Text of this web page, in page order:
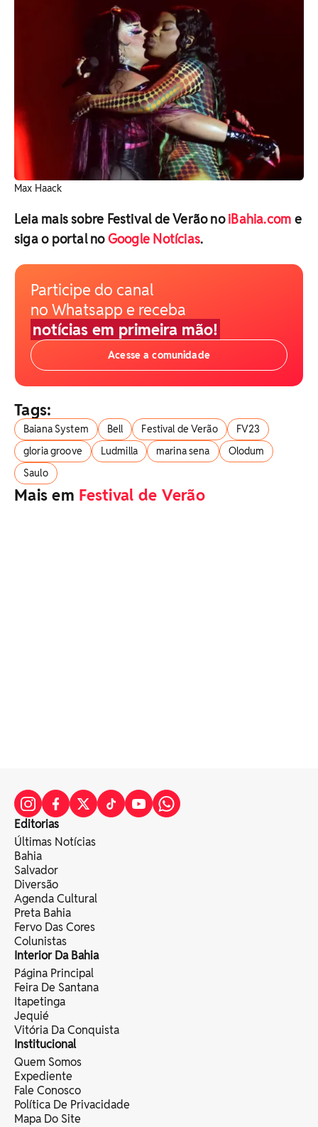
Max Haack
Leia mais sobre Festival de Verão noiBahia.com e
siga o portal noGoogle Notícias.
Participe do canal
no Whatsapp e receba
notícias em primeira mão!
Acesse a comunidade
Tags:
Baiana System Bell Festival de Verão
FV23
gloria groove
Ludmilla marina sena
Olodum
Saulo
Mais em Festival de Verão
Editorias
Últimas Notícias
Bahia
Salvador
Diversão
Agenda Cultural
Preta Bahia
Fervo Das Cores
Colunistas
Interior Da Bahia
Página Principal
Feira De Santana
Itapetinga
Jequié
Vitória Da Conquista
Institucional
Quem Somos
Expediente
Fale Conosco
Política De Privacidade
Mapa Do Site